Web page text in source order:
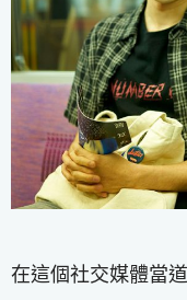
在這個社交媒體當